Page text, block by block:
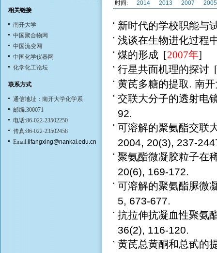
相关链接
南开大学
中国聚合物网
中国流变网
中国化学仪器网
化学化工论坛
联系方式
通信地址：南开大学化学系
邮编:300071
电话:86-022-23502250
传真:86-022-23502458
Email:lifangxing@nankai.edu.cn
时间: 2014 2013 2007 2005
新时代的学校职能与
浅谈在生物进化过程
煤的形成
[2007年]
行星共面机理的探讨 [
黄芪多糖的提取. 南
交联大分子的透射电
92.
可溶解的聚氨酯交联
2004, 20(3), 237-
聚氨酯微凝胶粒子在
20(6), 169-172.
可溶解的聚氨酯脲微
5, 673-677.
抗拉伸抗凝血性聚氨
36(2), 116-120.
黄芪总黄酮和总甙的